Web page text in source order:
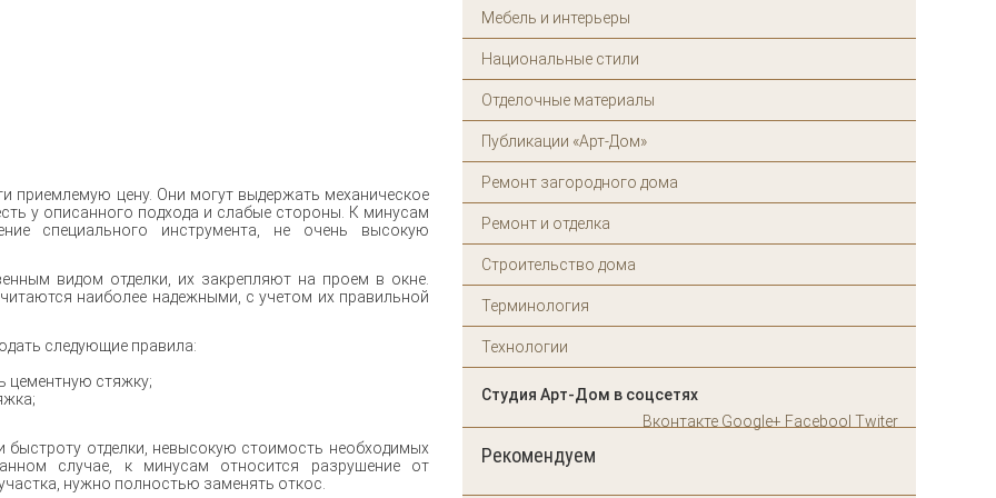
цену. Они могут выдержать механическое
у описанного подхода и слабые стороны. К минусам
специального инструмента, не очень высокую
видом отделки, их закрепляют на проем в окне.
наиболее надежными, с учетом их правильной
следующие правила:
цементную стяжку;
отделки, невысокую стоимость необходимых
случае, к минусам относится разрушение от
нужно полностью заменять откос.
Мебель и интерьеры
Национальные стили
Отделочные материалы
Публикации «Арт-Дом»
Ремонт загородного дома
Ремонт и отделка
Строительство дома
Терминология
Технологии
Студия Арт-Дом в соцсетях
Вконтакте Google+ Facebool Twiter
Рекомендуем